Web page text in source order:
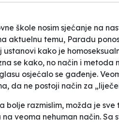
škole nosim sjećanje na
aktuelnu temu, Paradu
ustanovi kako je
se kako, no način i metoda
osjećalo se gađenje.
da ne postoji način za
bolje razmislim, možda je
veoma nehuman način. Sa